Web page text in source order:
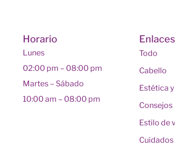
Horario
Lunes
02:00 pm – 08:00 pm
Martes – Sábado
10:00 am – 08:00 pm
Enlaces
Todo
Cabello
Estética
Consejos
Estilo de